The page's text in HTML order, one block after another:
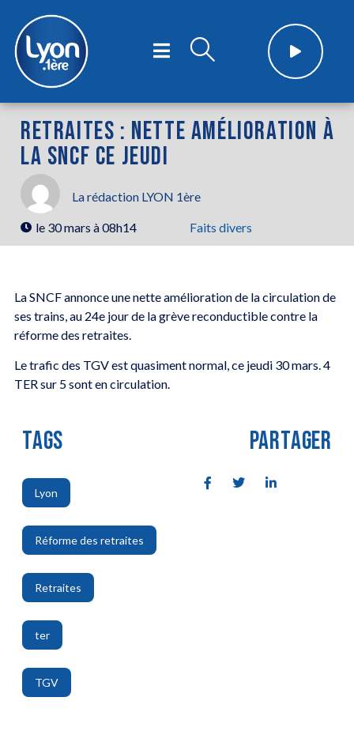
RETRAITES : NETTE AMÉLIORATION À
LA SNCF CE JEUDI
La rédaction LYON 1ère
le 30 mars à 08h14 Faits divers
La SNCF annonce une nette amélioration de la circulation de
ses trains, au 24e jour de la grève reconductible contre la
réforme des retraites.
Le trafic des TGV est quasiment normal, ce jeudi 30 mars. 4
TER sur 5 sont en circulation.
TAGS
Lyon
,
Réforme des retraites
,
Retraites
,
ter
,
TGV
PARTAGER